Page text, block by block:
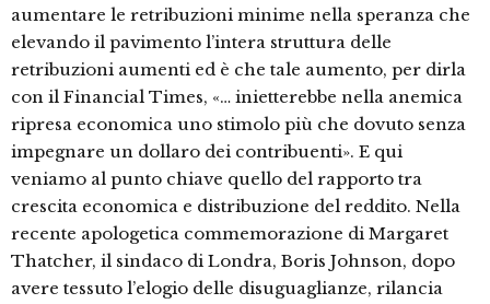
aumentare le retribuzioni minime nella speranza che
elevando il pavimento l’intera struttura delle
retribuzioni aumenti ed è che tale aumento, per dirla
con il Financial Times, «… inietterebbe nella anemica
ripresa economica uno stimolo più che dovuto senza
impegnare un dollaro dei contribuenti». E qui
veniamo al punto chiave quello del rapporto tra
crescita economica e distribuzione del reddito. Nella
recente apologetica commemorazione di Margaret
Thatcher, il sindaco di Londra, Boris Johnson, dopo
avere tessuto l’elogio delle disuguaglianze, rilancia